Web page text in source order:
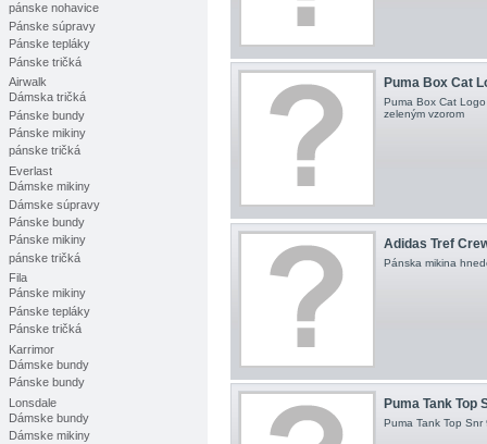
pánske nohavice
Pánske súpravy
Pánske tepláky
Pánske tričká
Airwalk
Dámska tričká
Pánske bundy
Pánske mikiny
pánske tričká
Everlast
Dámske mikiny
Dámske súpravy
Pánske bundy
Pánske mikiny
pánske tričká
Fila
Pánske mikiny
Pánske tepláky
Pánske tričká
Karrimor
Dámske bundy
Pánske bundy
Lonsdale
Dámske bundy
Dámske mikiny
Puma Box Cat
Puma Box Cat
zeleným vzorom
Adidas Tref
Pánska mikina
Puma Tank Top
Puma Tank Top